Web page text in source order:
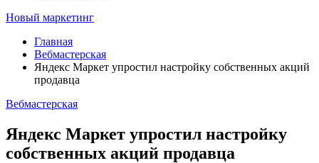
Новый маркетинг
Главная
Вебмастерская
Яндекс Маркет упростил настройку собственных акций
продавца
Вебмастерская
Яндекс Маркет упростил настройку
собственных акций продавца